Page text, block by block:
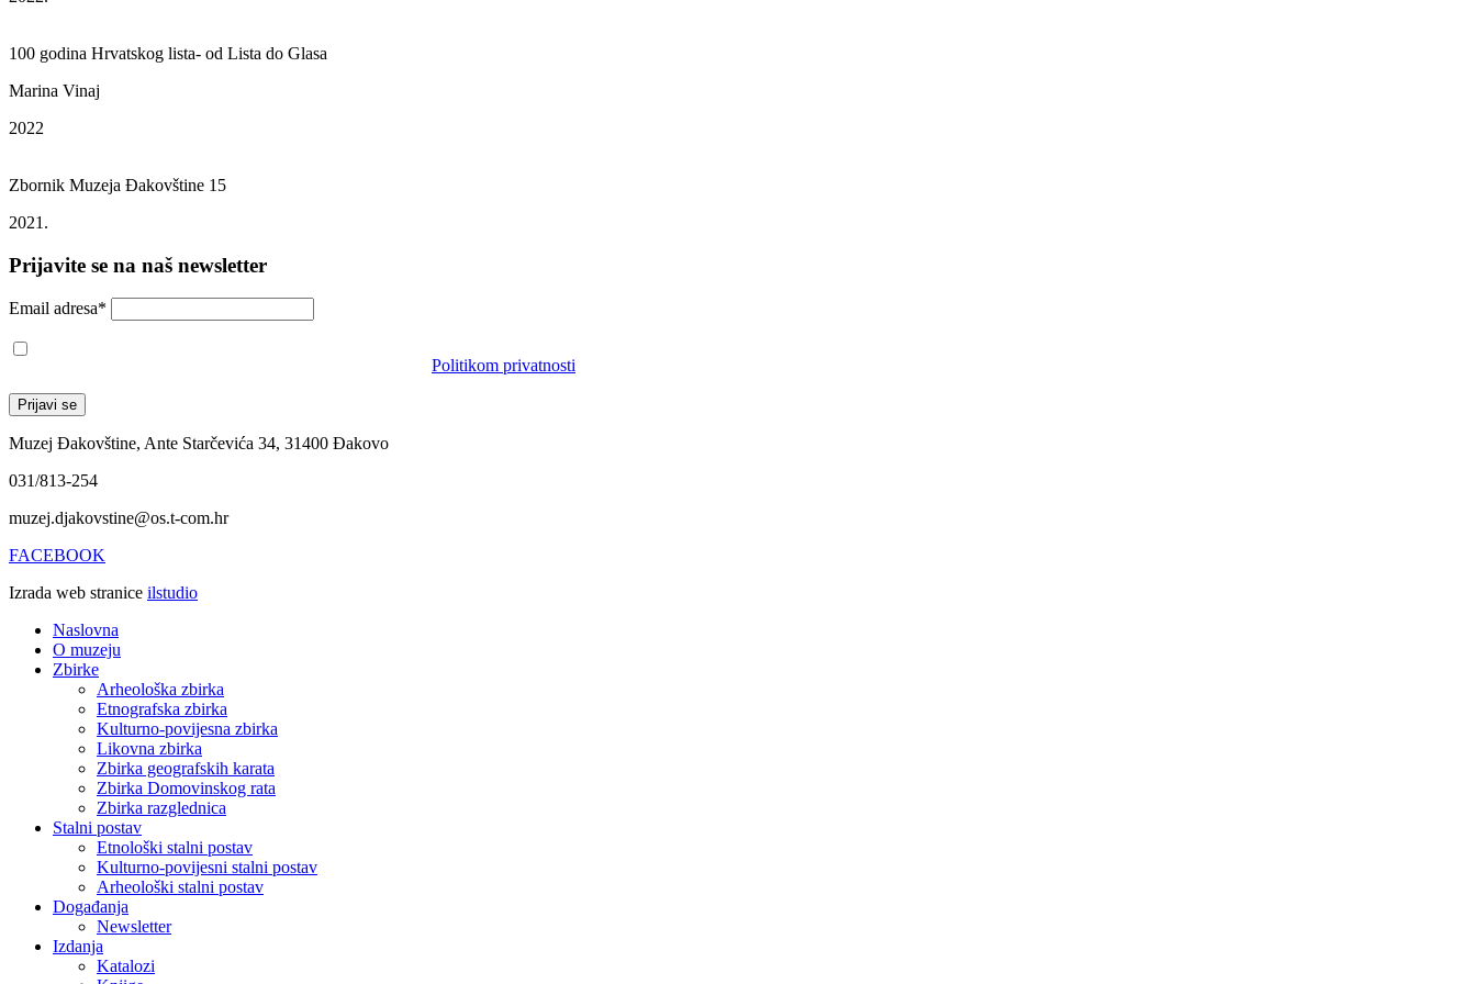
100 godina Hrvatskog lista- od Lista do Glasa
Marina Vinaj
2022
Zbornik Muzeja Đakovštine 15
2021.
Prijavite se na naš newsletter
Email adresa*
Politikom privatnosti
Muzej Đakovštine, Ante Starčevića 34, 31400 Đakovo
031/813-254
muzej.djakovstine@os.t-com.hr
FACEBOOK
Izrada web stranice ilstudio
Naslovna
O muzeju
Zbirke
Arheološka zbirka
Etnografska zbirka
Kulturno-povijesna zbirka
Likovna zbirka
Zbirka geografskih karata
Zbirka Domovinskog rata
Zbirka razglednica
Stalni postav
Etnološki stalni postav
Kulturno-povijesni stalni postav
Arheološki stalni postav
Događanja
Newsletter
Izdanja
Katalozi